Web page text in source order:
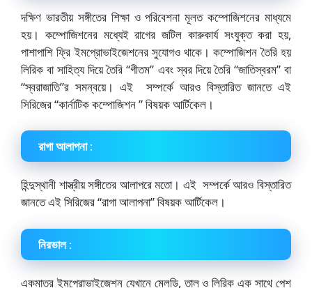
দক্ষিণ ভারতীয় সঙ্গীতের শিক্ষা ও পরিবেশনা মূলত কম্পোজিশনের মাধ্যমে
হয়। কম্পোজিশনের মধ্যেই রাগের জটিল কারুকার্য সংযুক্ত করা হয়,
পাশাপাশি ফ্রি ইমপ্রোভাইজেশনের সুযোগও থাকে। কম্পোজিশন তৈরি হয়
লিরিক বা সাহিত্য দিয়ে তৈরি “গীতম” এবং স্বর দিয়ে তৈরি “জাতিস্বরম” বা
“স্বরাজাতি”র সমন্বয়ে। এই সম্পর্কে আরও বিস্তারিত জানতে এই
সিরিজের “কার্নাটিক কম্পোজিশন ” বিষয়ক আর্টিকেল।
রাগা আলাপনা :
হিন্দুস্থানী শাস্ত্রীয় সঙ্গীতের আলাপরে মতো। এই সম্পর্কে আরও বিস্তারিত
জানতে এই সিরিজের “রাগা আলাপনা” বিষয়ক আর্টিকেল।
নিরভাল :
একমাত্র ইমপ্রোভাইজেশন যেখানে মেলডি, তাল ও লিরিক এক সাথে পেশ